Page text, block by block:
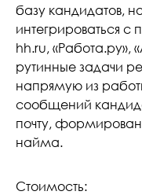
базу кандидатов,
интегрироваться
hh.ru, «Работа.ру»,
рутинные задачи
напрямую из
сообщений
почту,
найма.
Стоимость: